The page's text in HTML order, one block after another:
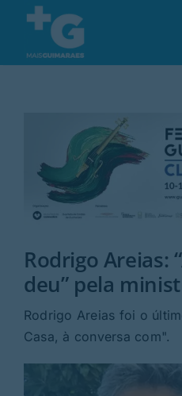
content
Desporto
Opinião
Região
Rodrigo Areias:
deu” pela
Rodrigo Areias foi o
Casa, à conversa com".